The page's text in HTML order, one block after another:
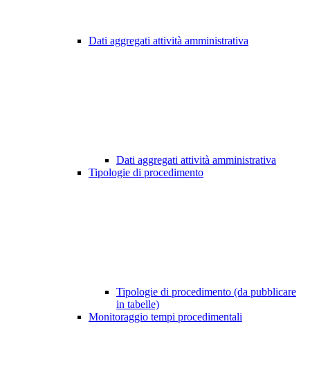
Dati aggregati attività amministrativa
Dati aggregati attività amministrativa
Tipologie di procedimento
Tipologie di procedimento (da pubblicare
in tabelle)
Monitoraggio tempi procedimentali